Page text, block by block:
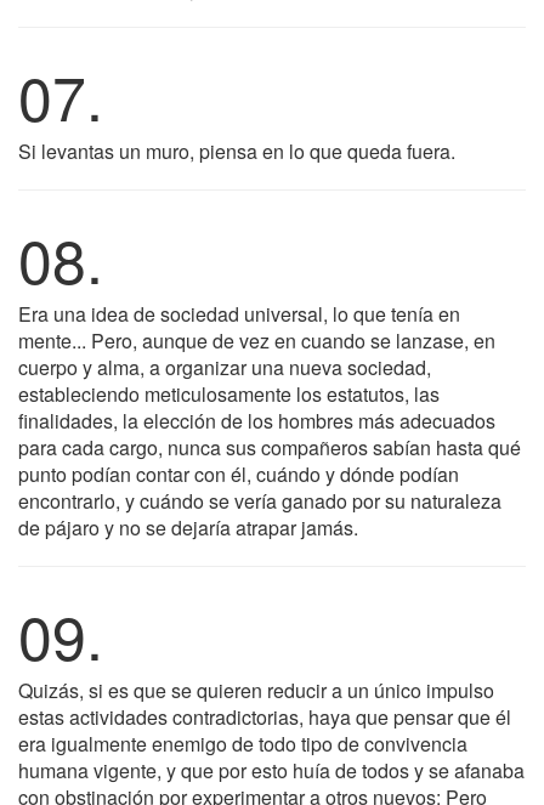
07.
Si levantas un muro, piensa en lo que queda fuera.
08.
Era una idea de sociedad universal, lo que tenía en
mente... Pero, aunque de vez en cuando se lanzase, en
cuerpo y alma, a organizar una nueva sociedad,
estableciendo meticulosamente los estatutos, las
finalidades, la elección de los hombres más adecuados
para cada cargo, nunca sus compañeros sabían hasta qué
punto podían contar con él, cuándo y dónde podían
encontrarlo, y cuándo se vería ganado por su naturaleza
de pájaro y no se dejaría atrapar jamás.
09.
Quizás, si es que se quieren reducir a un único impulso
estas actividades contradictorias, haya que pensar que él
era igualmente enemigo de todo tipo de convivencia
humana vigente, y que por esto huía de todos y se afanaba
con obstinación por experimentar a otros nuevos: Pero